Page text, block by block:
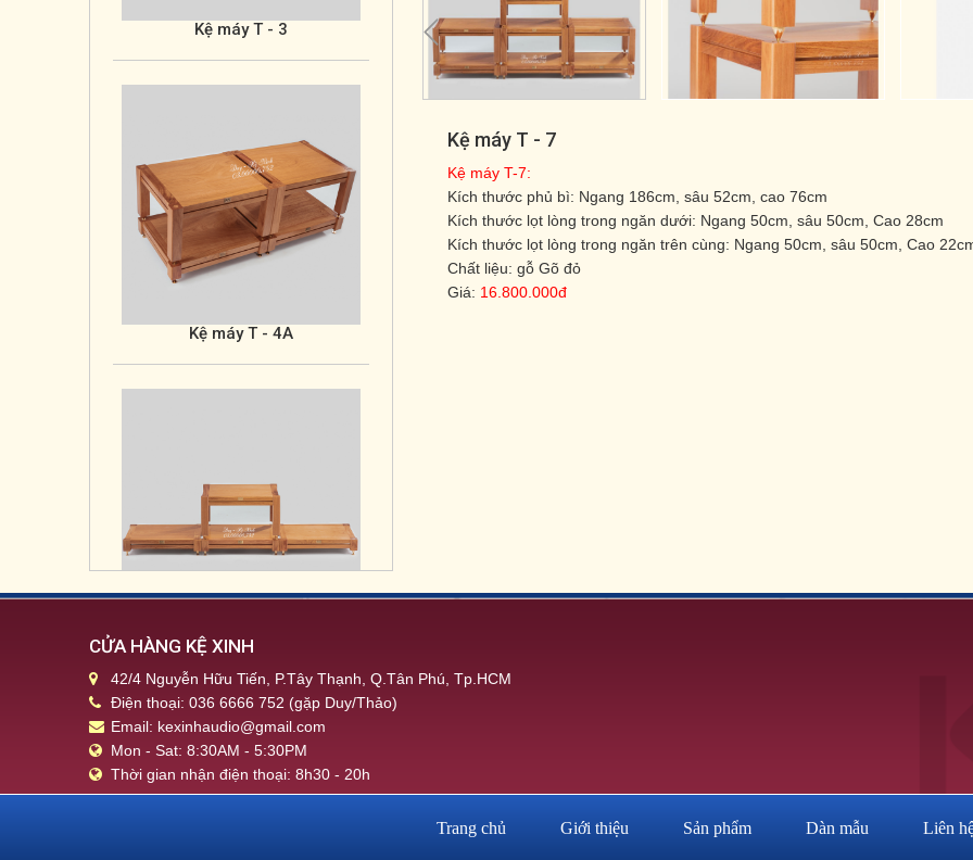
Kệ máy T - 4A
Kệ máy T - 4B
Kệ máy T - 7
Kệ máy T-7:
Kích thước phủ bì: Ngang 186cm, sâu 52cm, cao 76cm
Kích thước lọt lòng trong ngăn dưới: Ngang 50cm, sâu 50cm, Cao 28cm
Kích thước lọt lòng trong ngăn trên cùng: Ngang 50cm, sâu 50cm, Cao
Chất liệu: gỗ Gõ đỏ
Giá: 16.800.000đ
CỬA HÀNG KỆ XINH
42/4 Nguyễn Hữu Tiến, P.Tây Thạnh, Q.Tân Phú, Tp.HCM
Điện thoại: 036 6666 752 (gặp Duy/Thảo)
Email: kexinhaudio@gmail.com
Mon - Sat: 8:30AM - 5:30PM
Thời gian nhận điện thoại: 8h30 - 20h
Trang chủ Giới thiệu Sản phẩm Dàn mẫu Liên